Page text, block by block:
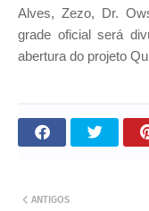
Alves, Zezo, Dr.
grade oficial será
abertura do projeto
ANTIGOS